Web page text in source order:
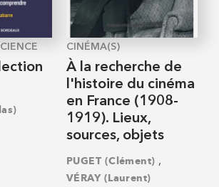
CINÉMA(S)
À la recherche de
l'histoire du cinéma
en France (1908-
1919). Lieux,
sources, objets
PUGET (Clément) ,
VÉRAY (Laurent)